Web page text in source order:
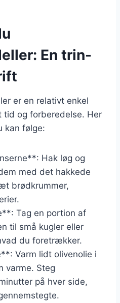
En trin-
er en relativt enkel
og forberedelse. Her
kan følge:
Hak løg og
med det hakkede
brødkrummer,
Tag en portion af
til små kugler eller
du foretrækker.
Varm lidt olivenolie i
varme. Steg
på hver side,